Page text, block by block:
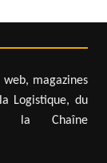
magazines
Logistique, du
la Chaîne